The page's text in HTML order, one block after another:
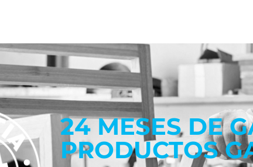
24 MESES DE
PRODUCTOS